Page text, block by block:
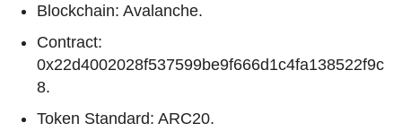
Blockchain: Avalanche.
Contract:
0x22d4002028f537599be9f666d1c4fa138522f9c
8.
Token Standard: ARC20.